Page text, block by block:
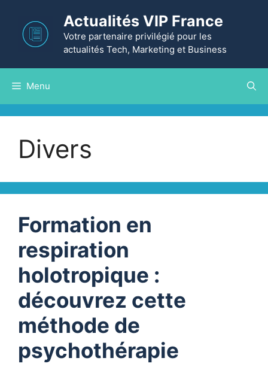
contenu
Actualités VIP France
Votre partenaire privilégié pour les
actualités Tech, Marketing et Business
Menu
Divers
Formation en
respiration
holotropique :
découvrez cette
méthode de
psychothérapie